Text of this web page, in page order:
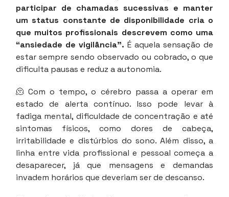
participar de chamadas sucessivas e manter
um status constante de disponibilidade cria o
que muitos profissionais descrevem como uma
“ansiedade de vigilância”. É aquela sensação de
estar sempre sendo observado ou cobrado, o que
dificulta pausas e reduz a autonomia.
🫠 Com o tempo, o cérebro passa a operar em
estado de alerta contínuo. Isso pode levar à
fadiga mental, dificuldade de concentração e até
sintomas físicos, como dores de cabeça,
irritabilidade e distúrbios do sono. Além disso, a
linha entre vida profissional e pessoal começa a
desaparecer, já que mensagens e demandas
invadem horários que deveriam ser de descanso.